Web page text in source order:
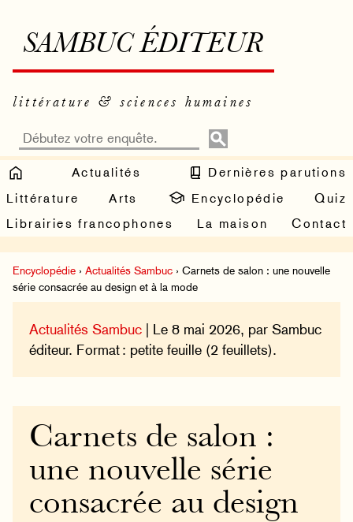
SAMBUC ÉDITEUR
littérature & sciences humaines
Actualités
Dernières parutions
Littérature
Arts Encyclopédie
Quiz
Librairies francophones
La maison Contact
Encyclopédie › Actualités Sambuc › Carnets de salon : une nouvelle
série consacrée au design et à la mode
Actualités Sambuc | Le 8 mai 2026, par Sambuc
éditeur. Format : petite feuille (2 feuillets).
Carnets de salon :
une nouvelle série
consacrée au design